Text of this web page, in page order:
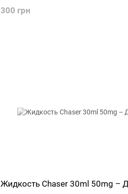
300 грн
Жидкость Chaser 30ml 50mg –